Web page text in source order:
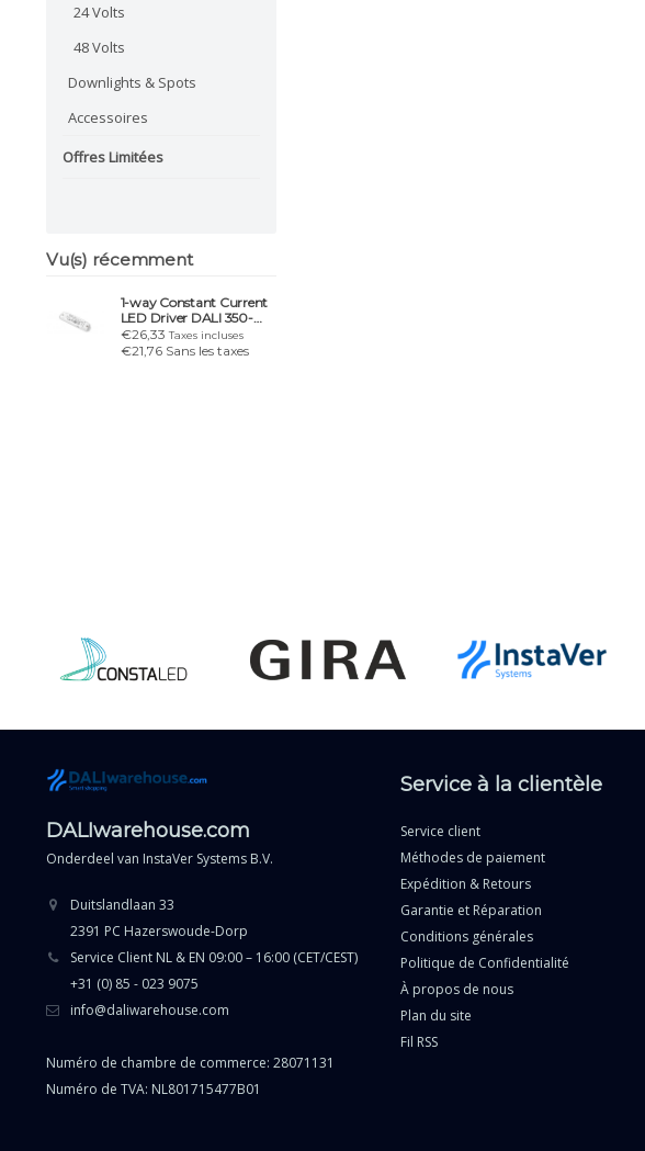
24 Volts
48 Volts
Downlights & Spots
Accessoires
Offres Limitées
Vu(s) récemment
1-way Constant Current
LED Driver DALI 350-
700mA 12W
€26,33Taxes incluses
€21,76 Sans les taxes
DALIwarehouse.com
Onderdeel van InstaVer Systems B.V.
Duitslandlaan 33
2391 PC Hazerswoude-Dorp
Service Client NL & EN 09:00 – 16:00 (CET/CEST)
+31 (0) 85 - 023 9075
info@daliwarehouse.com
Numéro de chambre de commerce: 28071131
Numéro de TVA: NL801715477B01
Service à la clientèle
Service client
Méthodes de paiement
Expédition & Retours
Garantie et Réparation
Conditions générales
Politique de Confidentialité
À propos de nous
Plan du site
Fil RSS